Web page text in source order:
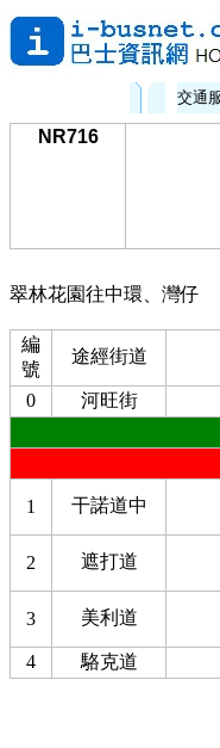
交通
NR716
翠林花園往中環、灣仔
編
號
途經街道
0 河旺街
1 干諾道中
2 遮打道
3 美利道
4 駱克道